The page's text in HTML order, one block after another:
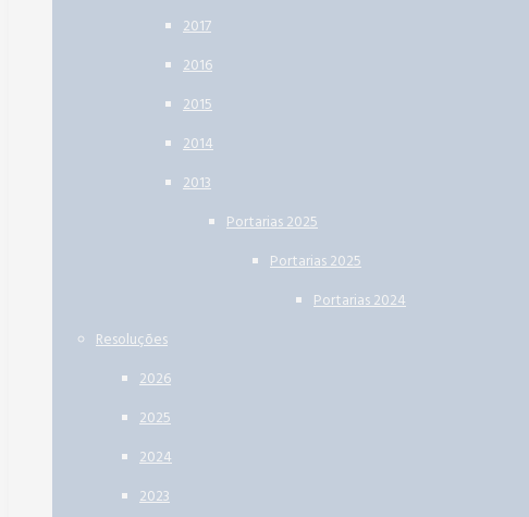
2017
2016
2015
2014
2013
Portarias 2025
Portarias 2025
Portarias 2024
Resoluções
2026
2025
2024
2023